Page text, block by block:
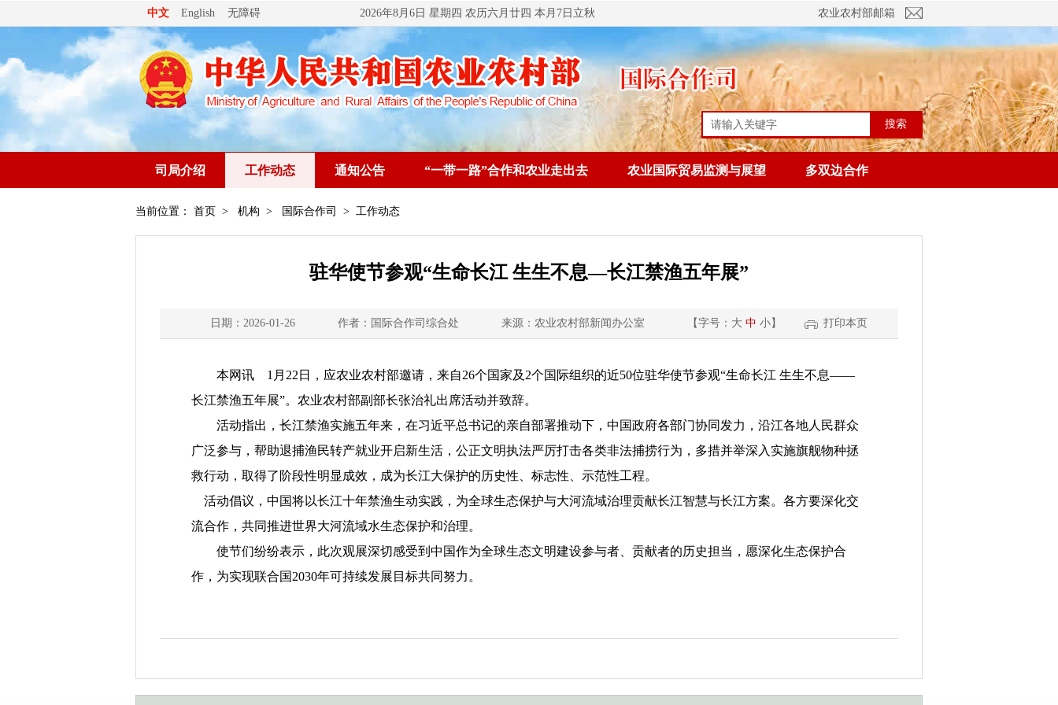
中文 English 无障碍 2026年8月6日 星期四 农历六月廿四 本月7日立秋 农业农村部邮箱
搜索
司局介绍 工作动态 通知公告 “一带一路”合作和农业走出去 农业国际贸易监测与展望 多双边合作
当前位置： 首页 > 机构 > 国际合作司 > 工作动态
驻华使节参观“生命长江 生生不息—长江禁渔五年展”
日期：2026-01-26 作者：国际合作司综合处 来源：农业农村部新闻办公室 【字号： 大 中 小】 打印本页
本网讯 1 月 22 日，应农业农村部邀请，来自26个国家及 2个国际组织的近50位驻华使节参观“生命长江 生生不息——
长江禁渔五年展”。农业农村部副部长张治礼出席活动并致辞。
活动指出，长江禁渔实施五年来，在习近平总书记的亲自部署推动下，中国政府各部门协同发力，沿江各地人民群众
广泛参与，帮助退捕渔民转产就业开启新生活，公正文明执法严厉打击各类非法捕捞行为，多措并举深入实施旗舰物种拯
救行动，取得了阶段性明显成效，成为长江大保护的历史性、标志性、示范性工程。
活动倡议，中国将以长江十年禁渔生动实践，为全球生态保护与大河流域治理贡献长江智慧与长江方案。各方要深化交
流合作，共同推进世界大河流域水生态保护和治理。
使节们纷纷表示，此次观展深切感受到中国作为全球生态文明建设参与者、贡献者的历史担当，愿深化生态保护合
作，为实现联合国2030年可持续发展目标共同努力。